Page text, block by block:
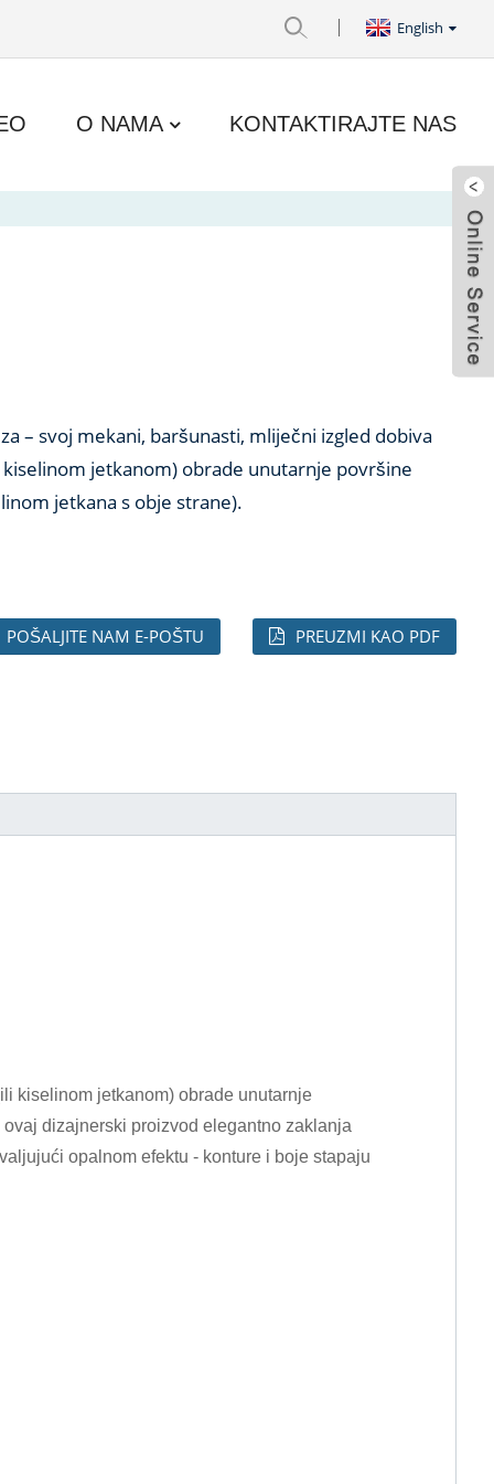
English
O NAMA KONTAKTIRAJTE NAS
– svoj mekani, baršunasti, mliječni izgled dobiva
jetkanom) obrade unutarnje površine
jetkana s obje strane).
POŠALJITE NAM E-POŠTU PREUZMI KAO PDF
kiselinom jetkanom) obrade unutarnje
dizajnerski proizvod elegantno zaklanja
opalnom efektu - konture i boje stapaju